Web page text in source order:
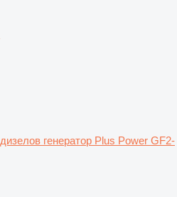
дизелов генератор Plus Power GF2-